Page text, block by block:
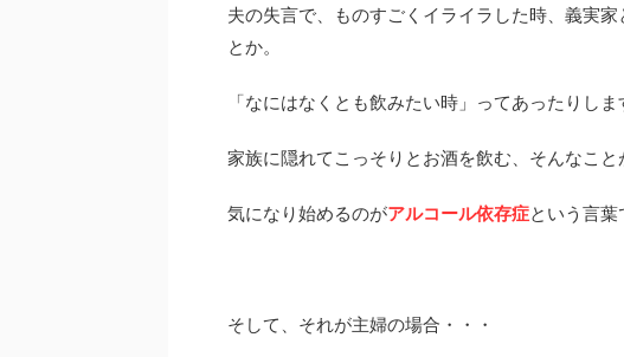
夫の失言で、ものすごくイライラした時、義実
とか。
「なにはなくとも飲みたい時」ってあったりしま
家族に隠れてこっそりとお酒を飲む、そんなこと
気になり始めるのがアルコール依存症という言葉
そして、それが主婦の場合・・・